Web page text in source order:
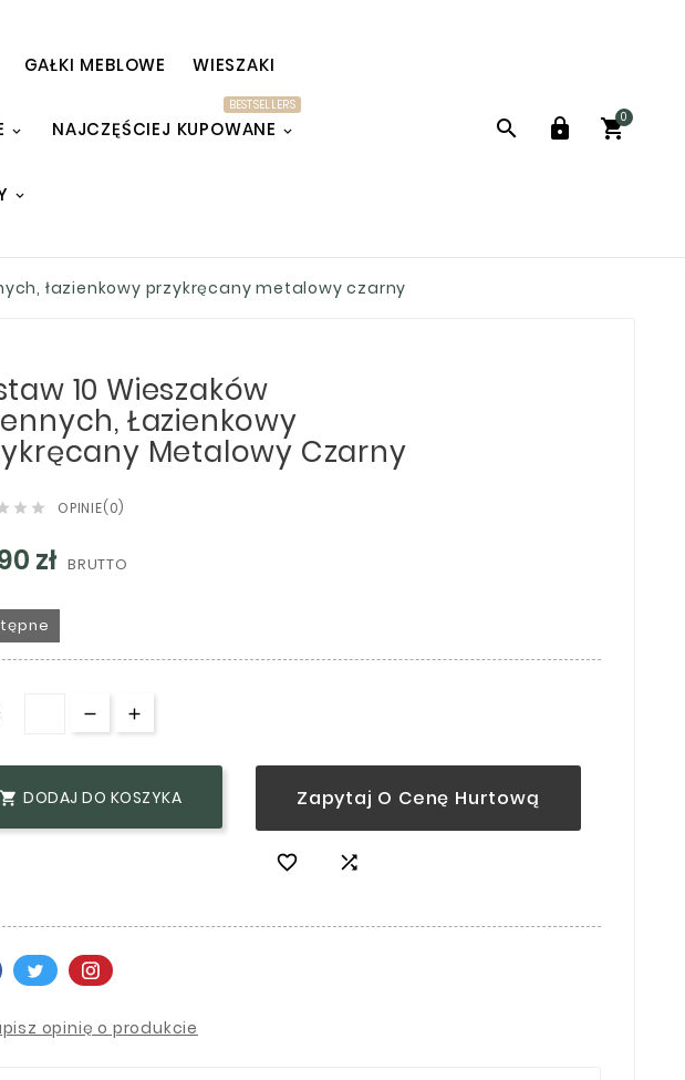
GAŁKI MEBLOWE WIESZAKI
NAJCZĘŚCIEJ KUPOWANE
BESTSELLERS
  
0
łazienkowy przykręcany metalowy czarny
10 Wieszaków
Łazienkowy
Metalowy Czarny
  OPINIE(0)
zł BRUTTO
 DODAJ DO KOSZYKA Zapytaj O Cenę Hurtową
 
opinię o produkcie